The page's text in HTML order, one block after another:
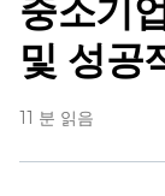
중소기
및 성공
11 분 읽음